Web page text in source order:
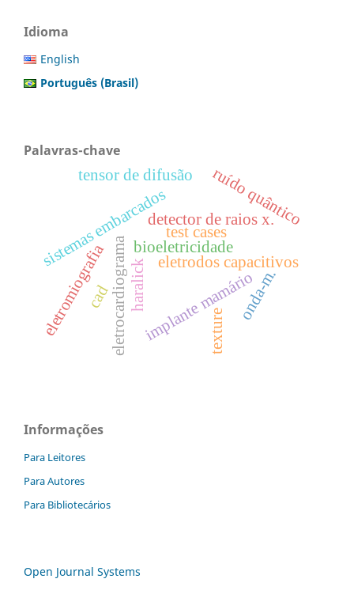
Idioma
English
Português (Brasil)
Palavras-chave
detector de raios x.
bioeletricidade
sistemas embarcados
eletrocardiograma eletrodos capacitivos
ruído quântico
implante mamário
eletromiografia
test cases
onda-m.
cad haralick
texture
tensor de difusão
Informações
Para Leitores
Para Autores
Para Bibliotecários
Open Journal Systems